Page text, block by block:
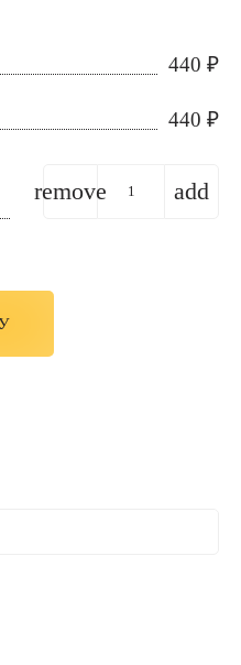
440 ₽
440 ₽
remove add